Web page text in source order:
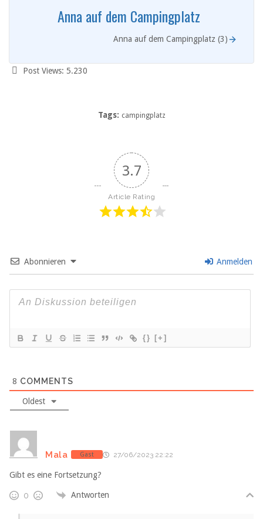
Anna auf dem Campingplatz
Anna auf dem Campingplatz (3)
Post Views: 5.230
Tags: campingplatz
3.7
Article Rating
Abonnieren Anmelden
{} [+]
8 COMMENTS
Oldest
Mala Gast 27/06/2023 22:22
Gibt es eine Fortsetzung?
0 Antworten